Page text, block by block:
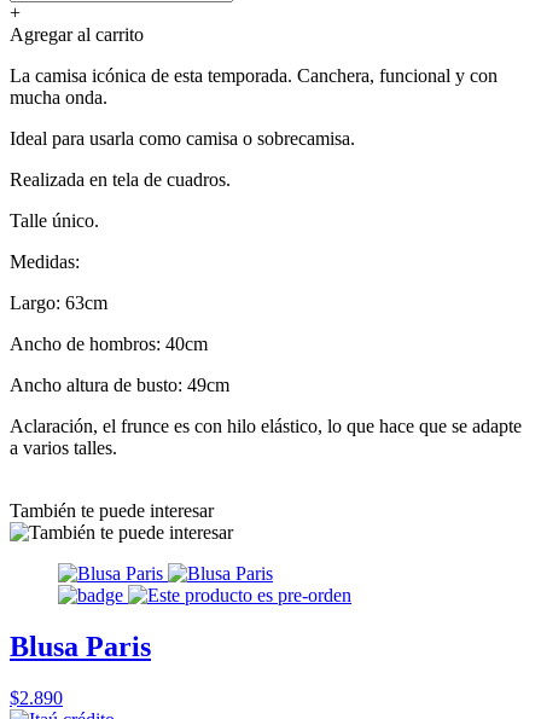
+
Agregar al carrito
La camisa icónica de esta temporada. Canchera, funcional y con
mucha onda.
Ideal para usarla como camisa o sobrecamisa.
Realizada en tela de cuadros.
Talle único.
Medidas:
Largo: 63cm
Ancho de hombros: 40cm
Ancho altura de busto: 49cm
Aclaración, el frunce es con hilo elástico, lo que hace que se adapte
a varios talles.
También te puede interesar
Blusa Paris
$2.890